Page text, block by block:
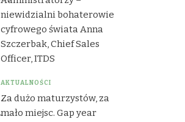
niewidzialni bohaterowie
cyfrowego świata Anna
Szczerbak, Chief Sales
Officer, ITDS
AKTUALNOŚCI
Za dużo maturzystów, za
mało miejsc. Gap year